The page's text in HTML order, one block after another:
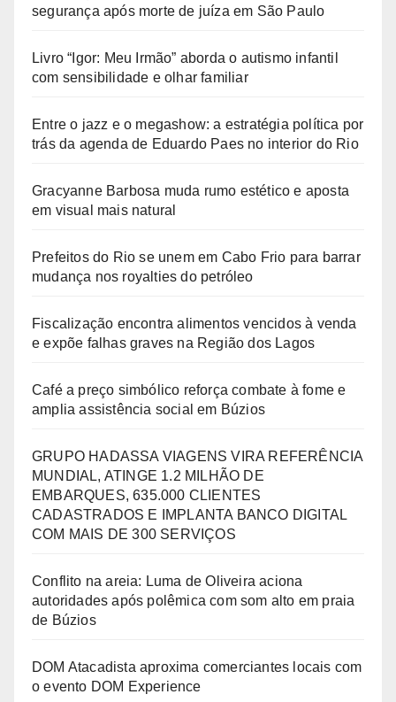
segurança após morte de juíza em São Paulo
Livro “Igor: Meu Irmão” aborda o autismo infantil
com sensibilidade e olhar familiar
Entre o jazz e o megashow: a estratégia política por
trás da agenda de Eduardo Paes no interior do Rio
Gracyanne Barbosa muda rumo estético e aposta
em visual mais natural
Prefeitos do Rio se unem em Cabo Frio para barrar
mudança nos royalties do petróleo
Fiscalização encontra alimentos vencidos à venda
e expõe falhas graves na Região dos Lagos
Café a preço simbólico reforça combate à fome e
amplia assistência social em Búzios
GRUPO HADASSA VIAGENS VIRA REFERÊNCIA
MUNDIAL, ATINGE 1.2 MILHÃO DE
EMBARQUES, 635.000 CLIENTES
CADASTRADOS E IMPLANTA BANCO DIGITAL
COM MAIS DE 300 SERVIÇOS
Conflito na areia: Luma de Oliveira aciona
autoridades após polêmica com som alto em praia
de Búzios
DOM Atacadista aproxima comerciantes locais com
o evento DOM Experience